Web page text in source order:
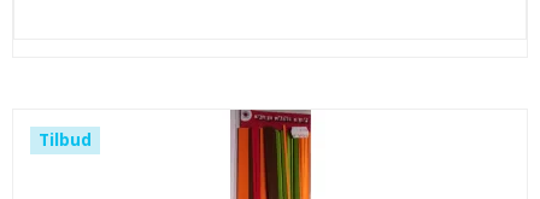
Tilbud